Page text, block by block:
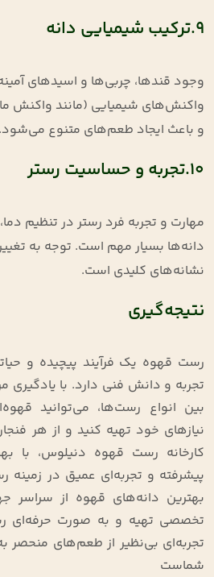
9.ترکیب شیمیایی دانه
وجود قندها، چربی‌ها و اسیدهای آمینه
واکنش‌های شیمیایی (مانند واکنش
و باعث ایجاد طعم‌های متنوع می‌شود.
10.تجربه و حساسیت رستر
مهارت و تجربه فرد رستر در تنظیم
دانه‌ها بسیار مهم است. توجه به
نشانه‌های کلیدی است.
نتیجه‌گیری
رست قهوه یک فرآیند پیچیده و
تجربه و دانش فنی دارد. با
بین انواع رست‌ها، می‌توانید
نیازهای خود تهیه کنید و از هر
کارخانه رست قهوه دنیلوس، با
پیشرفته و تجربه‌ای عمیق در
بهترین دانه‌های قهوه از سراسر
تخصصی تهیه و به صورت حرفه‌ای
تجربه‌ای بی‌نظیر از طعم‌های منحصر
شماست